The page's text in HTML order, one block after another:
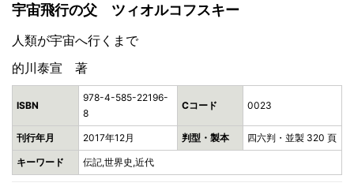
宇宙飛行の父 ツィオルコフスキー
人類が宇宙へ行くまで
的川泰宣 著
ISBN
978-4-585-22196-
8
Cコード 0023
刊行年月 2017年12月 判型・製本 四六判・並製 320 頁
キーワード 伝記,世界史,近代